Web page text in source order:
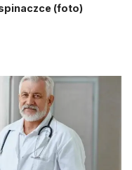
(foto)